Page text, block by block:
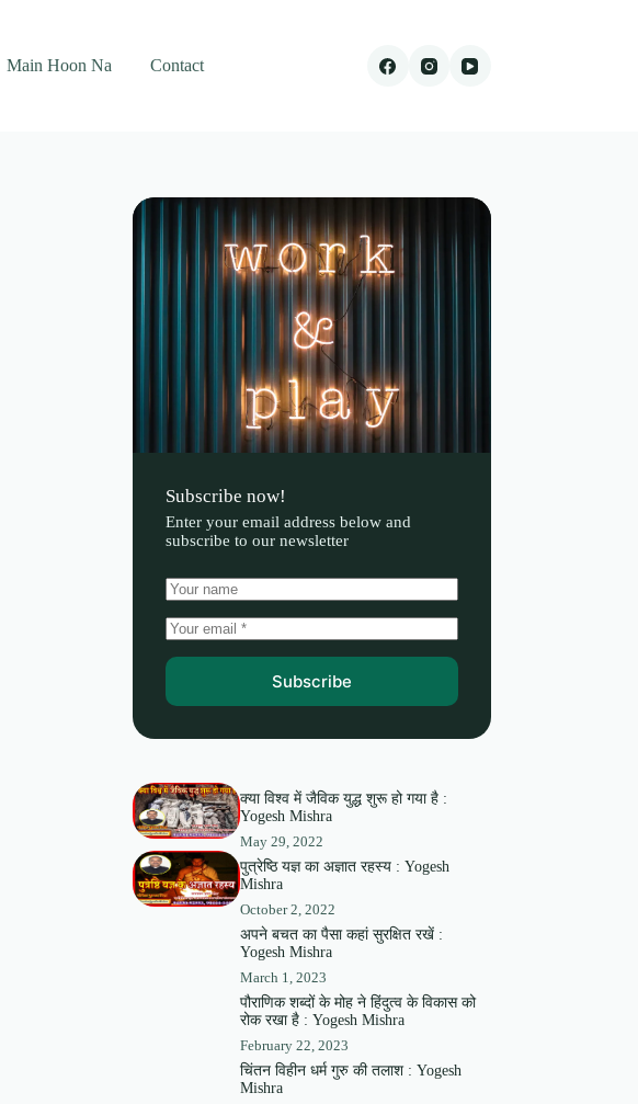
Main Hoon Na Contact
Subscribe now!
Enter your email address below and
subscribe to our newsletter
Subscribe
क्या विश्व में जैविक युद्ध शुरू हो गया है :
Yogesh Mishra
May 29, 2022
पुत्रेष्ठि यज्ञ का अज्ञात रहस्य : Yogesh
Mishra
October 2, 2022
अपने बचत का पैसा कहां सुरक्षित रखें :
Yogesh Mishra
March 1, 2023
पौराणिक शब्दों के मोह ने हिंदुत्व के विकास को
रोक रखा है : Yogesh Mishra
February 22, 2023
चिंतन विहीन धर्म गुरु की तलाश : Yogesh
Mishra